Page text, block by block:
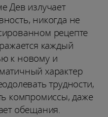
Дев излучает
никогда не
рецепте
каждый
к новому и
характер
трудности,
компромиссы, даже
обещания.